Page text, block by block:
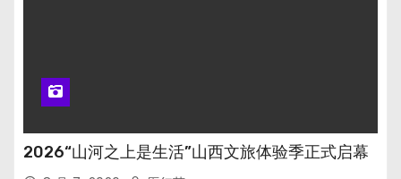
2026“山河之上是生活”山西文旅体验季正式启幕